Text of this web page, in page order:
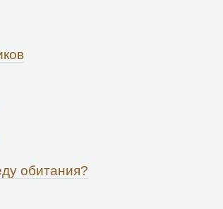
обитания?